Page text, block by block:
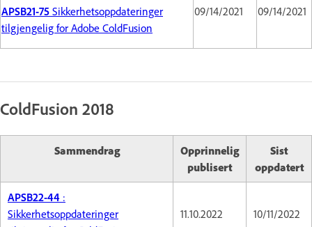
APSB21-75 Sikkerhetsoppdateringer
tilgjengelig for Adobe ColdFusion
09/14/2021 09/14/2021
ColdFusion 2018
Sammendrag
Opprinnelig
publisert
Sist
oppdatert
APSB22-44 :
Sikkerhetsoppdateringer
11.10.2022 10/11/2022